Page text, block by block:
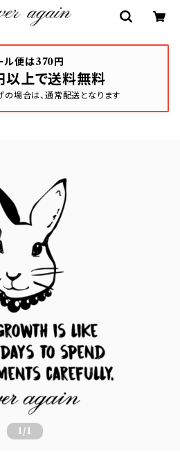
ル便は370円
上で送料無料
場合は、通常配送となります
1 /1